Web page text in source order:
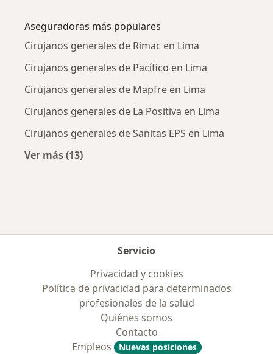
Aseguradoras más populares
Cirujanos generales de Rimac en Lima
Cirujanos generales de Pacífico en Lima
Cirujanos generales de Mapfre en Lima
Cirujanos generales de La Positiva en Lima
Cirujanos generales de Sanitas EPS en Lima
Ver más (13)
Servicio
Privacidad y cookies
Política de privacidad para determinados
profesionales de la salud
Quiénes somos
Contacto
Empleos
Nuevas posiciones